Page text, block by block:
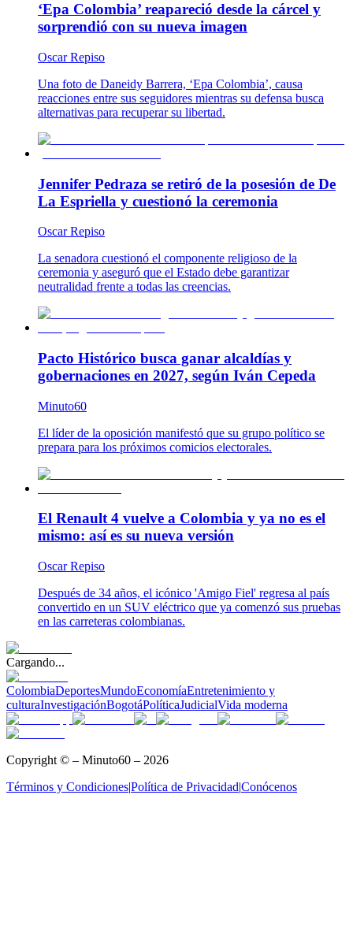
‘Epa Colombia’ reapareció desde la cárcel y
sorprendió con su nueva imagen
Oscar Repiso
Una foto de Daneidy Barrera, ‘Epa Colombia’, causa
reacciones entre sus seguidores mientras su defensa busca
alternativas para recuperar su libertad.
Jennifer Pedraza se retiró de la posesión de De
La Espriella y cuestionó la ceremonia
Oscar Repiso
La senadora cuestionó el componente religioso de la
ceremonia y aseguró que el Estado debe garantizar
neutralidad frente a todas las creencias.
Pacto Histórico busca ganar alcaldías y
gobernaciones en 2027, según Iván Cepeda
Minuto60
El líder de la oposición manifestó que su grupo político se
prepara para los próximos comicios electorales.
El Renault 4 vuelve a Colombia y ya no es el
mismo: así es su nueva versión
Oscar Repiso
Después de 34 años, el icónico 'Amigo Fiel' regresa al país
convertido en un SUV eléctrico que ya comenzó sus pruebas
en las carreteras colombianas.
Cargando...
ColombiaDeportesMundoEconomíaEntretenimiento y
culturaInvestigaciónBogotáPolíticaJudicialVida moderna
Copyright © – Minuto60 – 2026
Términos y Condiciones|Política de Privacidad|Conócenos